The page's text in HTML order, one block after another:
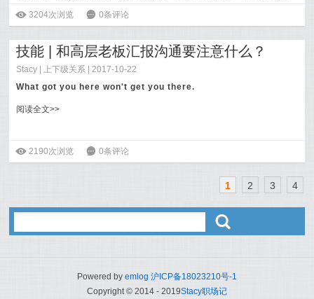
ė 3204次浏览 6 0条评论
技能 | 和高层老板汇报沟通要注意什么？
Stacy 上下级关系 | 2017-10-22
What got you here won't get you there.
阅读全文>>
ė 2190次浏览 6 0条评论
1 2 3 4
ő
Powered by emlog 沪ICP备18023210号-1
Copyright © 2014 - 2019Stacy职场记